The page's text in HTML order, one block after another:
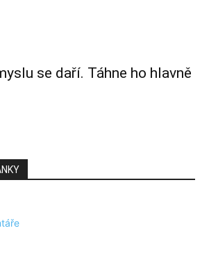
se daří. Táhne ho hlavně